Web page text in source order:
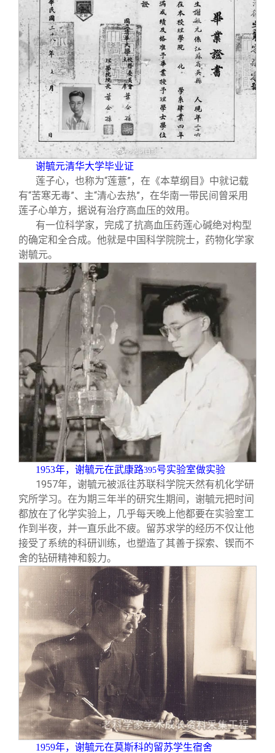
实用信息
总会章程
理事会名单
制度法规
联系我们
谢毓元清华大学毕业证
莲子心，也称为“莲薏”，在《本草纲目》中就记载
有“苦寒无毒”、主“清心去热”，在华南一带民间曾采用
莲子心单方，据说有治疗高血压的效用。
有一位科学家，完成了抗高血压药莲心碱绝对构型
的确定和全合成。他就是中国科学院院士，药物化学家
谢毓元。
1953年，谢毓元在武康路395号实验室做实验
1957年，谢毓元被派往苏联科学院天然有机化学研
究所学习。在为期三年半的研究生期间，谢毓元把时间
都放在了化学实验上，几乎每天晚上他都要在实验室工
作到半夜，并一直乐此不疲。留苏求学的经历不仅让他
接受了系统的科研训练，也塑造了其善于探索、锲而不
舍的钻研精神和毅力。
1959年，谢毓元在莫斯科的留苏学生宿舍